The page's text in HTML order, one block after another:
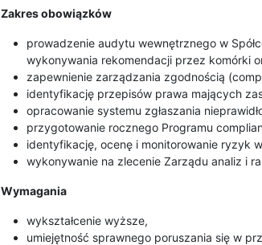
Zakres obowiązków
prowadzenie audytu wewnętrznego w
wykonywania rekomendacji przez komórki
zapewnienie zarządzania zgodnością
identyfikację przepisów prawa mających
opracowanie systemu zgłaszania
przygotowanie rocznego Programu
identyfikację, ocenę i monitorowanie ryzyk
wykonywanie na zlecenie Zarządu analiz i
Wymagania
wykształcenie wyższe,
umiejętność sprawnego poruszania się w